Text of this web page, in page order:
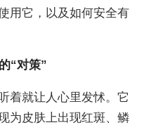
用它，以及如何安全有
“对策”
着就让人心里发怵。它
为皮肤上出现红斑、鳞